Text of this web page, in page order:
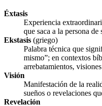
Éxtasis
Experiencia
que saca a la persona
Ekstasis (griego)
Palabra técnica que
mismo”; en contextos
arrebatamientos,
Visión
Manifestación de la
sueños o revelaciones
Revelación